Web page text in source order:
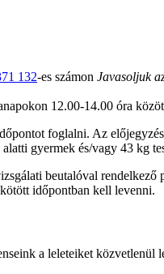
132-es számon Javasoljuk
12.00-14.00 óra
foglalni. Az
gyermek és/vagy 43 kg
beutalóval
időpontban kell levenni.
a leleteiket közvetlenül